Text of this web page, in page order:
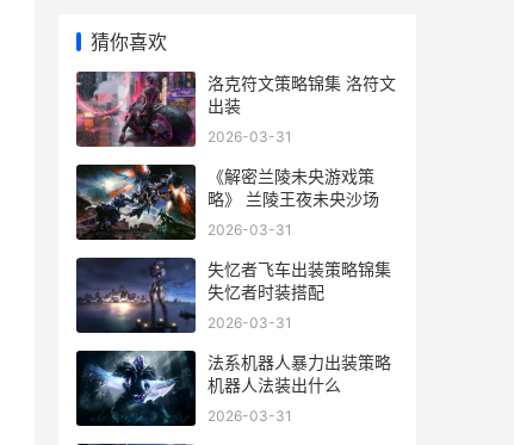
猜你喜欢
洛克符文策略锦集 洛符文
出装
2026-03-31
《解密兰陵未央游戏策
略》 兰陵王夜未央沙场
2026-03-31
失忆者飞车出装策略锦集
失忆者时装搭配
2026-03-31
法系机器人暴力出装策略
机器人法装出什么
2026-03-31